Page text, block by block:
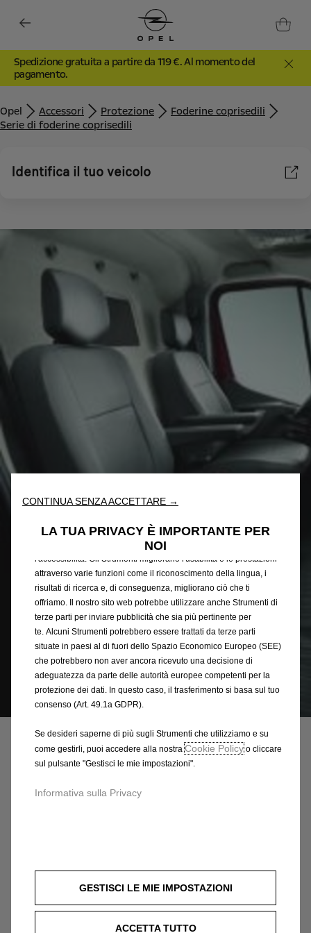
Spedizione gratuita a partire da 119 €. Al momento del
pagamento.
Opel Accessori Protezione
Foderine coprisedili
Serie di foderine coprisedili
Identifica il tuo veicolo
Codice 93168614
SERIE DI FODERINE
COPRISEDILI
AGGIUNGI AL CARRELLO
Compra ora, paga dopo
CONTINUA SENZA ACCETTARE →
LA TUA PRIVACY È IMPORTANTE PER
NOI
Utilizziamo cookie e/o altri strumenti di tracciamento (gli
nostro sito web. Essi ci consentono di fornirti funzionalità
fondamentali come la sicurezza, la gestione della rete e
l'accessibilità. Gli Strumenti migliorano l'usabilità e le prestazioni
attraverso varie funzioni come il riconoscimento della lingua, i
risultati di ricerca e, di conseguenza, migliorano ciò che ti
offriamo. Il nostro sito web potrebbe utilizzare anche Strumenti di
terze parti per inviare pubblicità che sia più pertinente per
te. Alcuni Strumenti potrebbero essere trattati da terze parti
situate in paesi al di fuori dello Spazio Economico Europeo (SEE)
che potrebbero non aver ancora ricevuto una decisione di
adeguatezza da parte delle autorità europee competenti per la
protezione dei dati. In questo caso, il trasferimento si basa sul tuo
consenso (Art. 49.1a GDPR).
Se desideri saperne di più sugli Strumenti che utilizziamo e su
come gestirli, puoi accedere alla nostraCookie Policyo cliccare
sul pulsante "Gestisci le mie impostazioni".
Informativa sulla Privacy
GESTISCI LE MIE IMPOSTAZIONI
ACCETTA TUTTO